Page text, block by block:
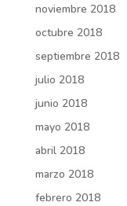
noviembre 2018
octubre 2018
septiembre 2018
julio 2018
junio 2018
mayo 2018
abril 2018
marzo 2018
febrero 2018